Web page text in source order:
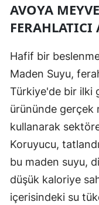
AVOYA
FERAHLATICI
Hafif bir
Maden Suyu,
Türkiye'de bir ilki
ürününde gerçek
kullanarak
Koruyucu,
bu maden suyu,
düşük kaloriye
içerisindeki su